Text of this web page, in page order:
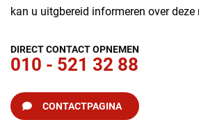
kan u uitgbereid informeren over deze
DIRECT CONTACT OPNEMEN
010 - 521 32 88
CONTACTPAGINA